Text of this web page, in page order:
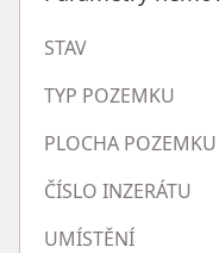
STAV
TYP POZEMKU
PLOCHA POZEMKU
ČÍSLO INZERÁTU
UMÍSTĚNÍ